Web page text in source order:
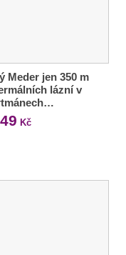
Meder jen 350 m
lázní v
Kč